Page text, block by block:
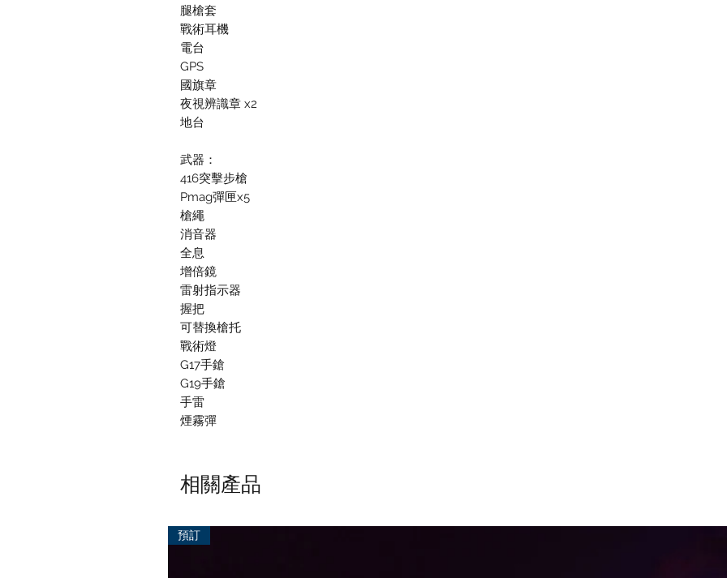
腿槍套
戰術耳機
電台
GPS
國旗章
夜視辨識章 x2
地台
武器：
416突擊步槍
Pmag彈匣x5
槍繩
消音器
全息
增倍鏡
雷射指示器
握把
可替換槍托
戰術燈
G17手鎗
G19手鎗
手雷
煙霧彈
相關產品
預訂